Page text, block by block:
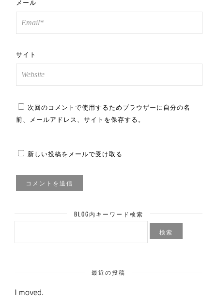
メール
サイト
次回のコメントで使用するためブラウザーに自分の名
前、メールアドレス、サイトを保存する。
新しい投稿をメールで受け取る
BLOG内キーワード検索
検
最近の投稿
I moved.